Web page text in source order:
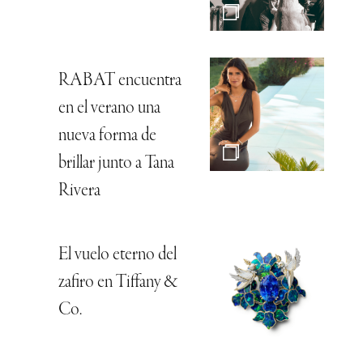
RABAT encuentra
en el verano una
nueva forma de
brillar junto a Tana
Rivera
El vuelo eterno del
zafiro en Tiffany &
Co.